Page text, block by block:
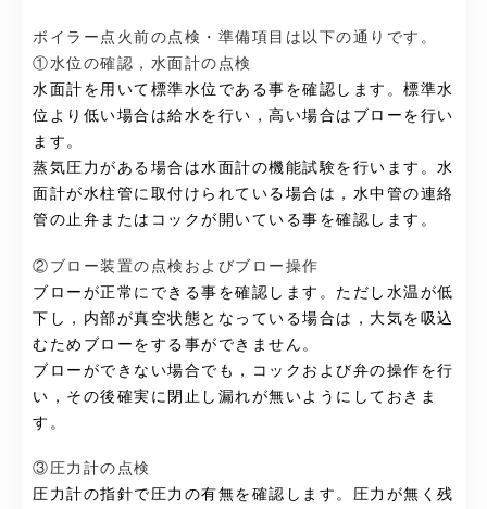
ボイラー点火前の点検・準備項目は以下の通りです。
①水位の確認，水面計の点検
水面計を用いて標準水位である事を確認します。標準水
位より低い場合は給水を行い，高い場合はブローを行い
ます。
蒸気圧力がある場合は水面計の機能試験を行います。水
面計が水柱管に取付けられている場合は，水中管の連絡
管の止弁またはコックが開いている事を確認します。
②ブロー装置の点検およびブロー操作
ブローが正常にできる事を確認します。ただし水温が低
下し，内部が真空状態となっている場合は，大気を吸込
むためブローをする事ができません。
ブローができない場合でも，コックおよび弁の操作を行
い，その後確実に閉止し漏れが無いようにしておきま
す。
③圧力計の点検
圧力計の指針で圧力の有無を確認します。圧力が無く残